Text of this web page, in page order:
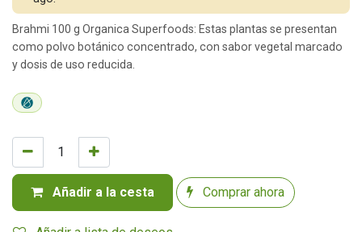
Añadir a la cesta Comprar ahora
Brahmi 100 g Organica Superfoods: Estas plantas se presentan
como polvo botánico concentrado, con sabor vegetal marcado
y dosis de uso reducida.